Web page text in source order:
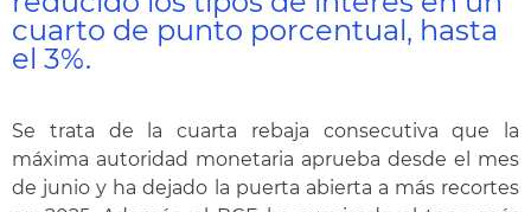
cuarto de punto porcentual, hasta
el 3%.
Se trata de la cuarta rebaja consecutiva que la
máxima autoridad monetaria aprueba desde el mes
de junio y ha dejado la puerta abierta a más recortes